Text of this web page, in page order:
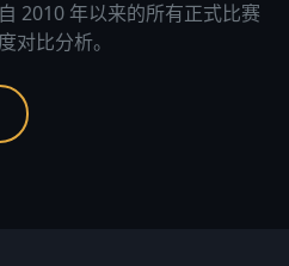
2010 年以来的所有正式比赛
对比分析。